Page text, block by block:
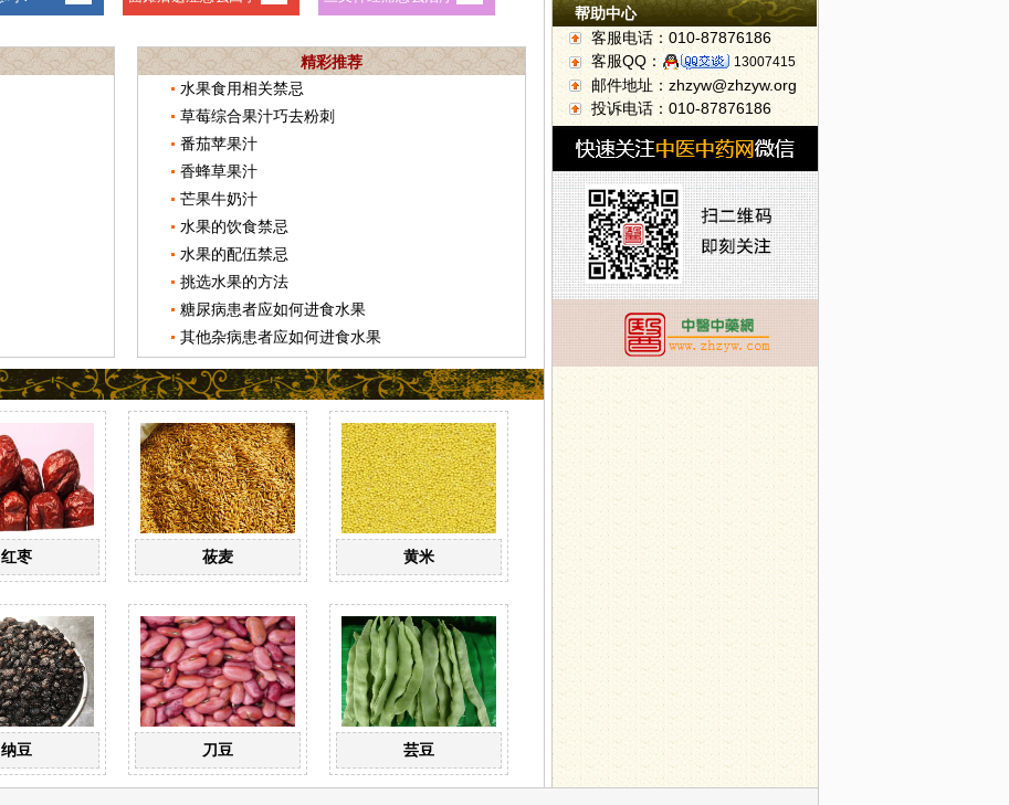
精彩推荐
水果食用相关禁忌
草莓综合果汁巧去粉刺
番茄苹果汁
香蜂草果汁
芒果牛奶汁
水果的饮食禁忌
水果的配伍禁忌
挑选水果的方法
糖尿病患者应如何进食水果
其他杂病患者应如何进食水果
红枣 莜麦 黄米
纳豆 刀豆 芸豆
帮助中心
客服电话：010-87876186
客服QQ：
13007415
邮件地址：zhzyw@zhzyw.org
投诉电话：010-87876186